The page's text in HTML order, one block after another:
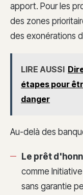
apport. Pour les
des zones
des exonérations
LIRE AUSSI
étapes pour
danger
Au-delà des
Le prêt
comme
sans garantie